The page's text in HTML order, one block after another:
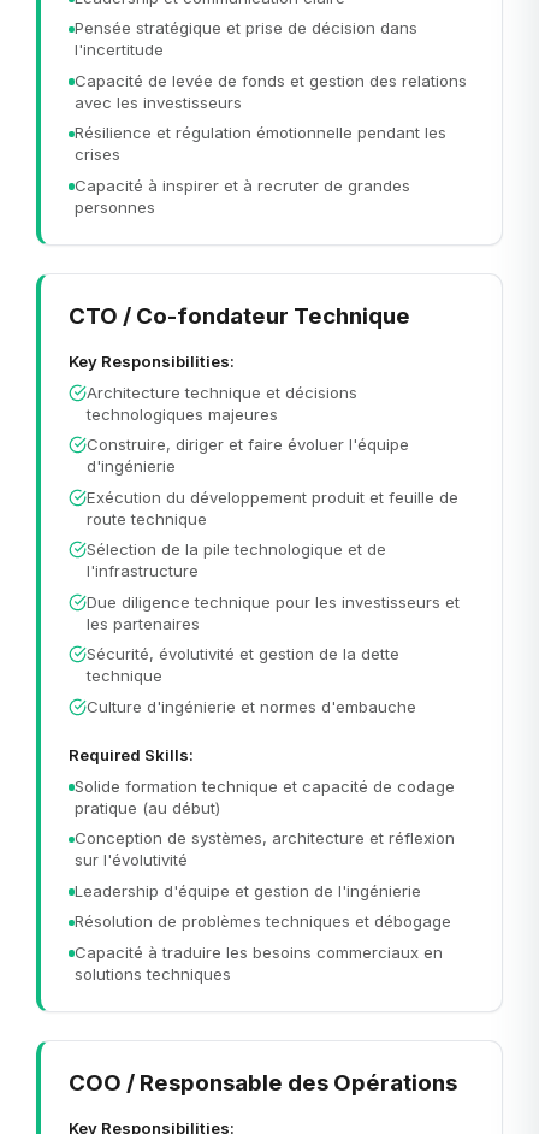
Pensée stratégique et prise de décision dans
l'incertitude
Capacité de levée de fonds et gestion des relations
avec les investisseurs
Résilience et régulation émotionnelle pendant les
crises
Capacité à inspirer et à recruter de grandes
personnes
CTO / Co-fondateur Technique
Key Responsibilities:
Architecture technique et décisions
technologiques majeures
Construire, diriger et faire évoluer l'équipe
d'ingénierie
Exécution du développement produit et feuille de
route technique
Sélection de la pile technologique et de
l'infrastructure
Due diligence technique pour les investisseurs et
les partenaires
Sécurité, évolutivité et gestion de la dette
technique
Culture d'ingénierie et normes d'embauche
Required Skills:
Solide formation technique et capacité de codage
pratique (au début)
Conception de systèmes, architecture et réflexion
sur l'évolutivité
Leadership d'équipe et gestion de l'ingénierie
Résolution de problèmes techniques et débogage
Capacité à traduire les besoins commerciaux en
solutions techniques
COO / Responsable des Opérations
Key Responsibilities: